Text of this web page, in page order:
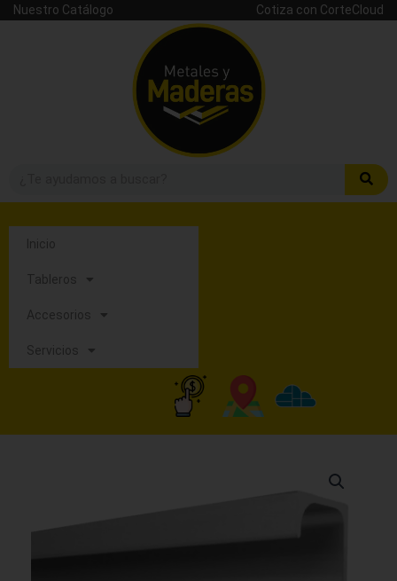
Nuestro Catálogo Cotiza con CorteCloud
Inicio
Tableros
Accesorios
Servicios